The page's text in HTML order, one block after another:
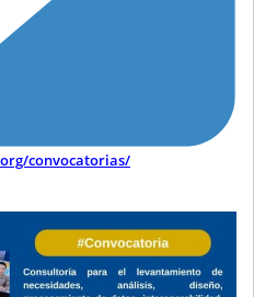
convocatorias/